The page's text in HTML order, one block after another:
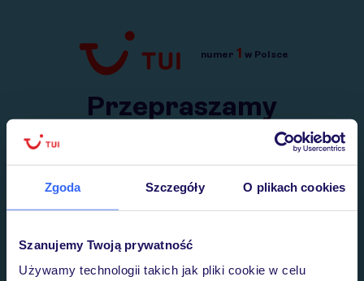
Zgoda Szczegóły O plikach cookies
Szanujemy Twoją prywatność
Używamy technologii takich jak pliki cookie w celu
Przejdź do TUI.pl
numer 1 w Polsce
Przepraszamy
Wysłaliśmy nasz serwis na krótkie wakacje.